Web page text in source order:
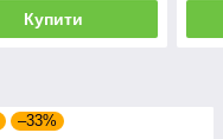
Купити
–33%